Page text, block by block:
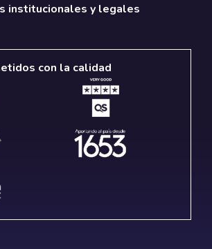
institucionales y legales
con la calidad